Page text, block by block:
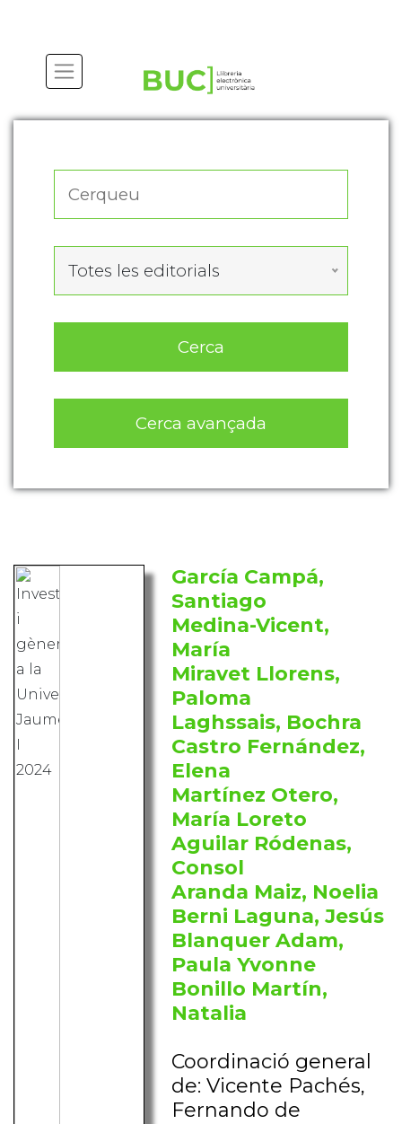
Totes les editorials
Cerca
Cerca avançada
García Campá,
Santiago
Medina-Vicent,
María
Miravet Llorens,
Paloma
Laghssais, Bochra
Castro Fernández,
Elena
Martínez Otero,
María Loreto
Aguilar Ródenas,
Consol
Aranda Maiz, Noelia
Berni Laguna, Jesús
Blanquer Adam,
Paula Yvonne
Bonillo Martín,
Natalia
Coordinació general
de: Vicente Pachés,
Fernando de